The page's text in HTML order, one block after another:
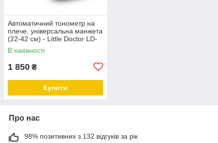
Автоматичний тонометр на
плече, універсальна манжета
(22-42 см) - Little Doctor LD-
51U
В наявності
1 850 ₴
Купити
Про нас
98% позитивних з 132 відгуків за рік